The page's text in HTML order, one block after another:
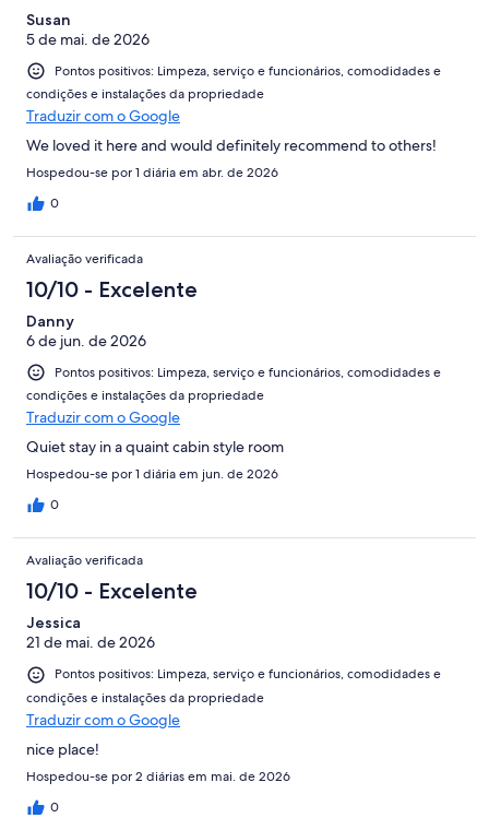
Susan
5 de mai. de 2026
Pontos positivos: Limpeza, serviço e funcionários, comodidades e
condições e instalações da propriedade
Traduzir com o Google
We loved it here and would definitely recommend to others!
Hospedou-se por 1 diária em abr. de 2026
0
Avaliação verificada
10/10 - Excelente
Danny
6 de jun. de 2026
Pontos positivos: Limpeza, serviço e funcionários, comodidades e
condições e instalações da propriedade
Traduzir com o Google
Quiet stay in a quaint cabin style room
Hospedou-se por 1 diária em jun. de 2026
0
Avaliação verificada
10/10 - Excelente
Jessica
21 de mai. de 2026
Pontos positivos: Limpeza, serviço e funcionários, comodidades e
condições e instalações da propriedade
Traduzir com o Google
nice place!
Hospedou-se por 2 diárias em mai. de 2026
0